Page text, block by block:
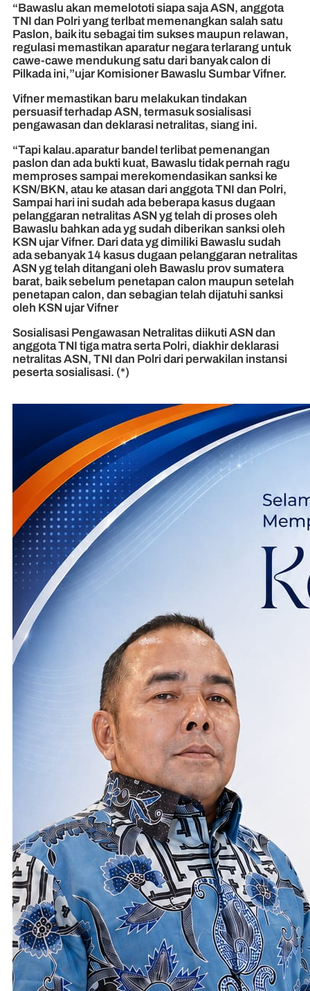
“Bawaslu akan memelototi siapa saja ASN, anggota
TNI dan Polri yang terlbat memenangkan salah satu
Paslon, baik itu sebagai tim sukses maupun relawan,
regulasi memastikan aparatur negara terlarang untuk
cawe-cawe mendukung satu dari banyak calon di
Pilkada ini,”ujar Komisioner Bawaslu Sumbar Vifner.
Vifner memastikan baru melakukan tindakan
persuasif terhadap ASN, termasuk sosialisasi
pengawasan dan deklarasi netralitas, siang ini.
“Tapi kalau.aparatur bandel terlibat pemenangan
paslon dan ada bukti kuat, Bawaslu tidak pernah ragu
memproses sampai merekomendasikan sanksi ke
KSN/BKN, atau ke atasan dari anggota TNI dan Polri,
Sampai hari ini sudah ada beberapa kasus dugaan
pelanggaran netralitas ASN yg telah di proses oleh
Bawaslu bahkan ada yg sudah diberikan sanksi oleh
KSN ujar Vifner. Dari data yg dimiliki Bawaslu sudah
ada sebanyak 14 kasus dugaan pelanggaran netralitas
ASN yg telah ditangani oleh Bawaslu prov sumatera
barat, baik sebelum penetapan calon maupun setelah
penetapan calon, dan sebagian telah dijatuhi sanksi
oleh KSN ujar Vifner
Sosialisasi Pengawasan Netralitas diikuti ASN dan
anggota TNI tiga matra serta Polri, diakhir deklarasi
netralitas ASN, TNI dan Polri dari perwakilan instansi
peserta sosialisasi. (*)